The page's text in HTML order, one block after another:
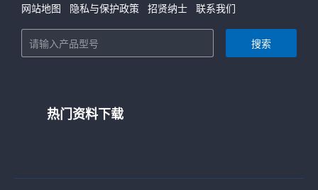
网站地图 隐私与保护政策 招贤纳士 联系我们
搜索
热门资料下载